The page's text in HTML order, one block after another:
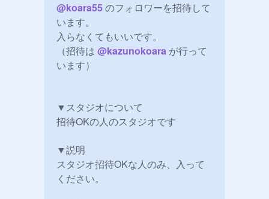
@koara55 のフォロワーを招待して
います。
入らなくてもいいです。
（招待は @kazunokoara が行って
います）
▼スタジオについて
招待OKの人のスタジオです
▼説明
スタジオ招待OKな人のみ、入って
ください。